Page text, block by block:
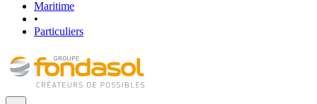
Maritime
•
Particuliers